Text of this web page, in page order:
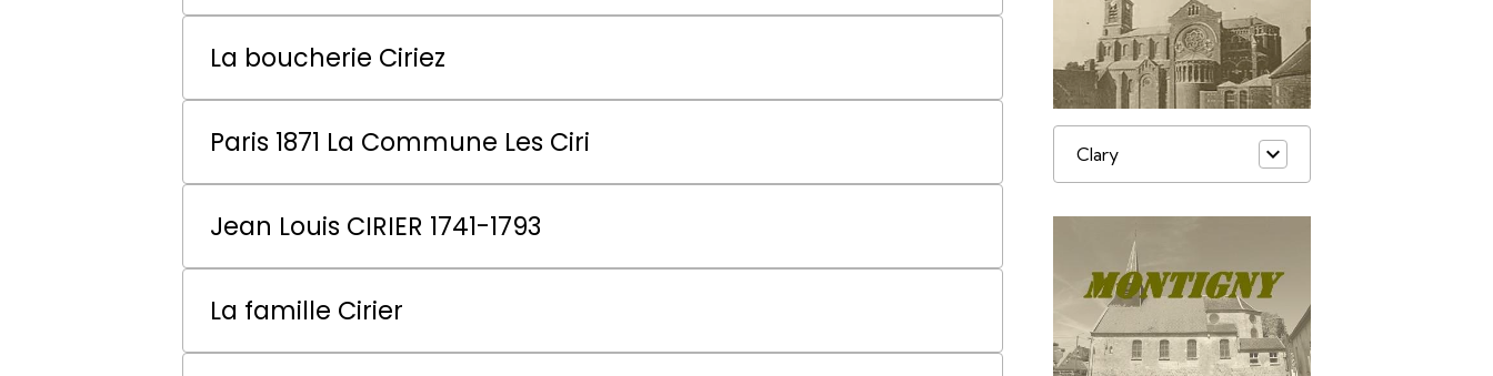
La boucherie Ciriez
Paris 1871 La Commune Les Ciri
Jean Louis CIRIER 1741-1793
La famille Cirier
Clary